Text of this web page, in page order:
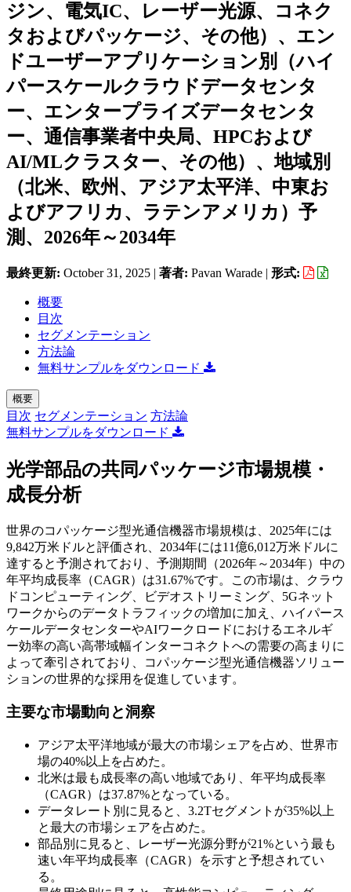
ジン、電気IC、レーザー光源、コネク
タおよびパッケージ、その他）、エン
ドユーザーアプリケーション別（ハイ
パースケールクラウドデータセンタ
ー、エンタープライズデータセンタ
ー、通信事業者中央局、HPCおよび
AI/MLクラスター、その他）、地域別
（北米、欧州、アジア太平洋、中東お
よびアフリカ、ラテンアメリカ）予
測、2026年～2034年
最終更新: October 31, 2025 | 著者: Pavan Warade | 形式:
概要
目次
セグメンテーション
方法論
無料サンプルをダウンロード
概要
目次 セグメンテーション 方法論
無料サンプルをダウンロード
光学部品の共同パッケージ市場規模・
成長分析
世界のコパッケージ型光通信機器市場規模は、2025年には
9,842万米ドルと評価され、2034年には11億6,012万米ドルに
達すると予測されており、予測期間（2026年～2034年）中の
年平均成長率（CAGR）は31.67%です。この市場は、クラウ
ドコンピューティング、ビデオストリーミング、5Gネット
ワ​​ークからのデータトラフィックの増加に加え、ハイパース
ケールデータセンターやAIワークロードにおけるエネルギ
ー効率の高い高帯域幅インターコネクトへの需要の高まりに
よって牽引されており、コパッケージ型光通信機器ソリュー
ションの世界的な採用を促進しています。
主要な市場動向と洞察
アジア太平洋地域が最大の市場シェアを占め、世界市
場の40%以上を占めた。
北米は最も成長率の高い地域であり、年平均成長率
（CAGR）は37.87%となっている。
データレート別に見ると、3.2Tセグメントが35%以上
と最大の市場シェアを占めた。
部品別に見ると、レーザー光源分野が21%という最も
速い年平均成長率（CAGR）を示すと予想されてい
る。